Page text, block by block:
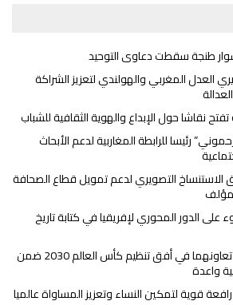
طنجة سقطت دعاوى التوحيد
العدل المغربي والهولندي لتعزيز الشراكة
نقاشا حول الإبداع والهوية الثقافية للشباب
رئيسا للرابطة المغاربية لدعم الأبحاث
الاستنساخ التصويري لدعم تمويل قطاع الصحافة
على الدور المحوري لإفريقيا في كتابة تاريخ
المغرب وفرنسا يعززان تعاونهما في أفق تنظيم كأس العالم 2030 ضمن
واعدة
قوية لتمكين النساء وتعزيز المساواة عالميا